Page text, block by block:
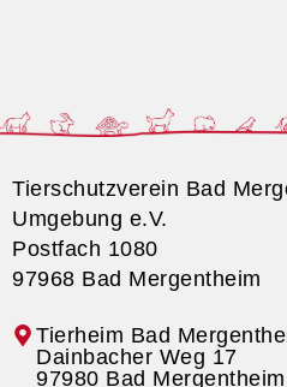
Tierschutzverein Bad
Umgebung e.V.
Postfach 1080
97968 Bad Mergentheim
Tierheim Bad